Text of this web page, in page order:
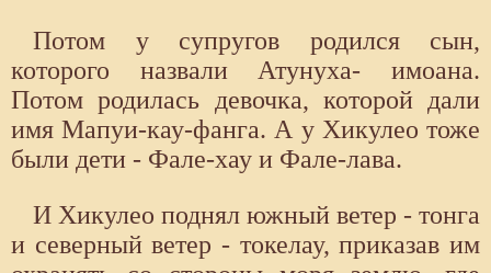
Потом у супругов родился сын,
которого назвали Атунуха- имоана.
Потом родилась девочка, которой дали
имя Мапуи-кау-фанга. А у Хикулео тоже
были дети - Фале-хау и Фале-лава.
И Хикулео поднял южный ветер - тонга
и северный ветер - токелау, приказав им